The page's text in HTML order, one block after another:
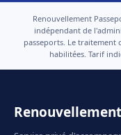
Renouvellement
indépendant de
passeports. Le traitement
habilitées. Tarif